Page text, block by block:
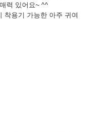
력 있어요~ ^^
착용기 가능한 아주 귀여